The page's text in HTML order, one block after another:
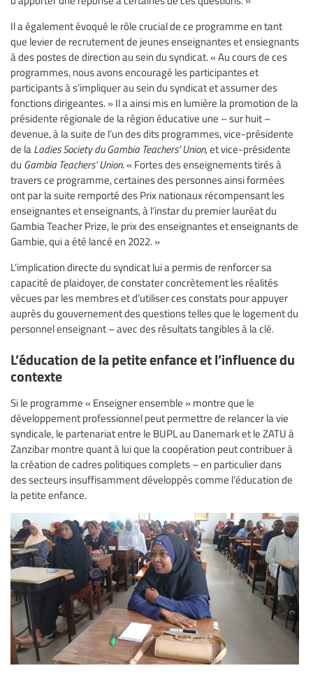
Il a également évoqué le rôle crucial de ce programme en tant
que levier de recrutement de jeunes enseignantes et ensiegnants
à des postes de direction au sein du syndicat. « Au cours de ces
programmes, nous avons encouragé les participantes et
participants à s’impliquer au sein du syndicat et assumer des
fonctions dirigeantes. » Il a ainsi mis en lumière la promotion de la
présidente régionale de la région éducative une – sur huit –
devenue, à la suite de l’un des dits programmes, vice-présidente
de la Ladies Society du Gambia Teachers’ Union, et vice-présidente
du Gambia Teachers’ Union. « Fortes des enseignements tirés à
travers ce programme, certaines des personnes ainsi formées
ont par la suite remporté des Prix nationaux récompensant les
enseignantes et enseignants, à l’instar du premier lauréat du
Gambia Teacher Prize, le prix des enseignantes et enseignants de
Gambie, qui a été lancé en 2022. »
L’implication directe du syndicat lui a permis de renforcer sa
capacité de plaidoyer, de constater concrètement les réalités
vécues par les membres et d’utiliser ces constats pour appuyer
auprès du gouvernement des questions telles que le logement du
personnel enseignant – avec des résultats tangibles à la clé.
L’éducation de la petite enfance et l’influence du
contexte
Si le programme « Enseigner ensemble » montre que le
développement professionnel peut permettre de relancer la vie
syndicale, le partenariat entre le BUPL au Danemark et le ZATU à
Zanzibar montre quant à lui que la coopération peut contribuer à
la création de cadres politiques complets – en particulier dans
des secteurs insuffisamment développés comme l’éducation de
la petite enfance.